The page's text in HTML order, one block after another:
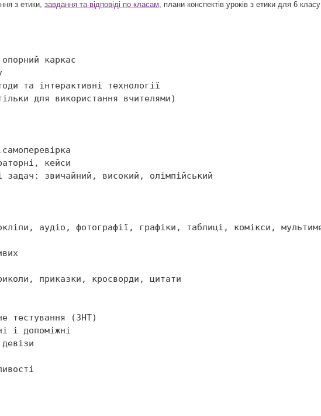
з етики, завдання та відповіді по класам, плани конспектів уроків з етики для 6 класу
приказки, кросворди, цитати